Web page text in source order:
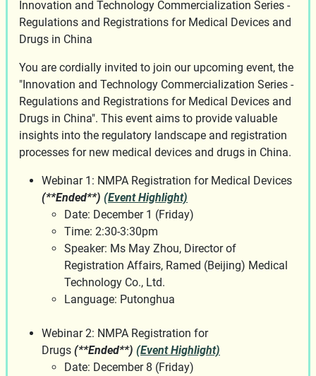
Innovation and Technology Commercialization Series -
Regulations and Registrations for Medical Devices and
Drugs in China
You are cordially invited to join our upcoming event, the
"Innovation and Technology Commercialization Series -
Regulations and Registrations for Medical Devices and
Drugs in China". This event aims to provide valuable
insights into the regulatory landscape and registration
processes for new medical devices and drugs in China.
Webinar 1: NMPA Registration for Medical Devices
(**Ended**) (Event Highlight)
Date: December 1 (Friday)
Time: 2:30-3:30pm
Speaker: Ms May Zhou, Director of
Registration Affairs, Ramed (Beijing) Medical
Technology Co., Ltd.
Language: Putonghua
Webinar 2: NMPA Registration for
Drugs (**Ended**) (Event Highlight)
Date: December 8 (Friday)